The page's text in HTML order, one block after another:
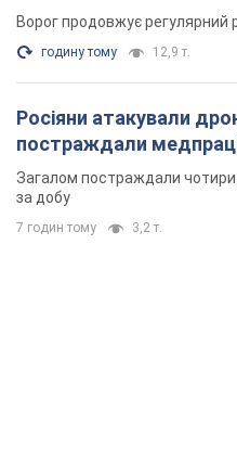
Ворог продовжує регулярний
годину тому 12,9 т.
Росіяни атакували
постраждали
Загалом постраждали чотири
за добу
7 годин тому 3,2 т.